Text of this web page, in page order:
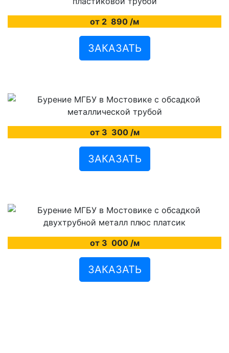
от 2 890 /м
ЗАКАЗАТЬ
от 3 300 /м
ЗАКАЗАТЬ
от 3 000 /м
ЗАКАЗАТЬ